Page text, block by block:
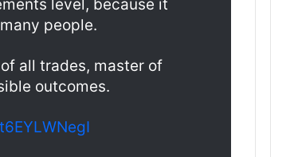
level, because it
people.
all trades, master of
outcomes.